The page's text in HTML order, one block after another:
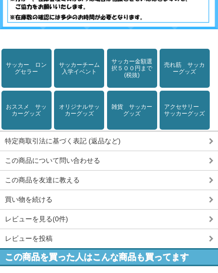
サッカー ロン
グセラー
サッカーチーム
入学イベント
サッカー金額選
択５００円まで
(税抜)
売れ筋 サッカ
ーグッズ
おススメ サッ
カーグッズ
オリジナルサッ
カーグッズ
雑貨 サッカー
グッズ
アクセサリー
サッカーグッズ
特定商取引法に基づく表記 (返品など)
この商品について問い合わせる
この商品を友達に教える
買い物を続ける
レビューを見る(0件)
レビューを投稿
この商品を買った人はこんな商品も買ってます